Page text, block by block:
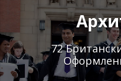
72